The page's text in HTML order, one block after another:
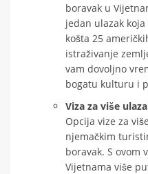
boravak u
jedan ulazak
košta 25
istraživanje
vam dovoljno
bogatu kulturu i
Viza za više
Opcija vize za
njemačkim
boravak. S ovom
Vijetnama više